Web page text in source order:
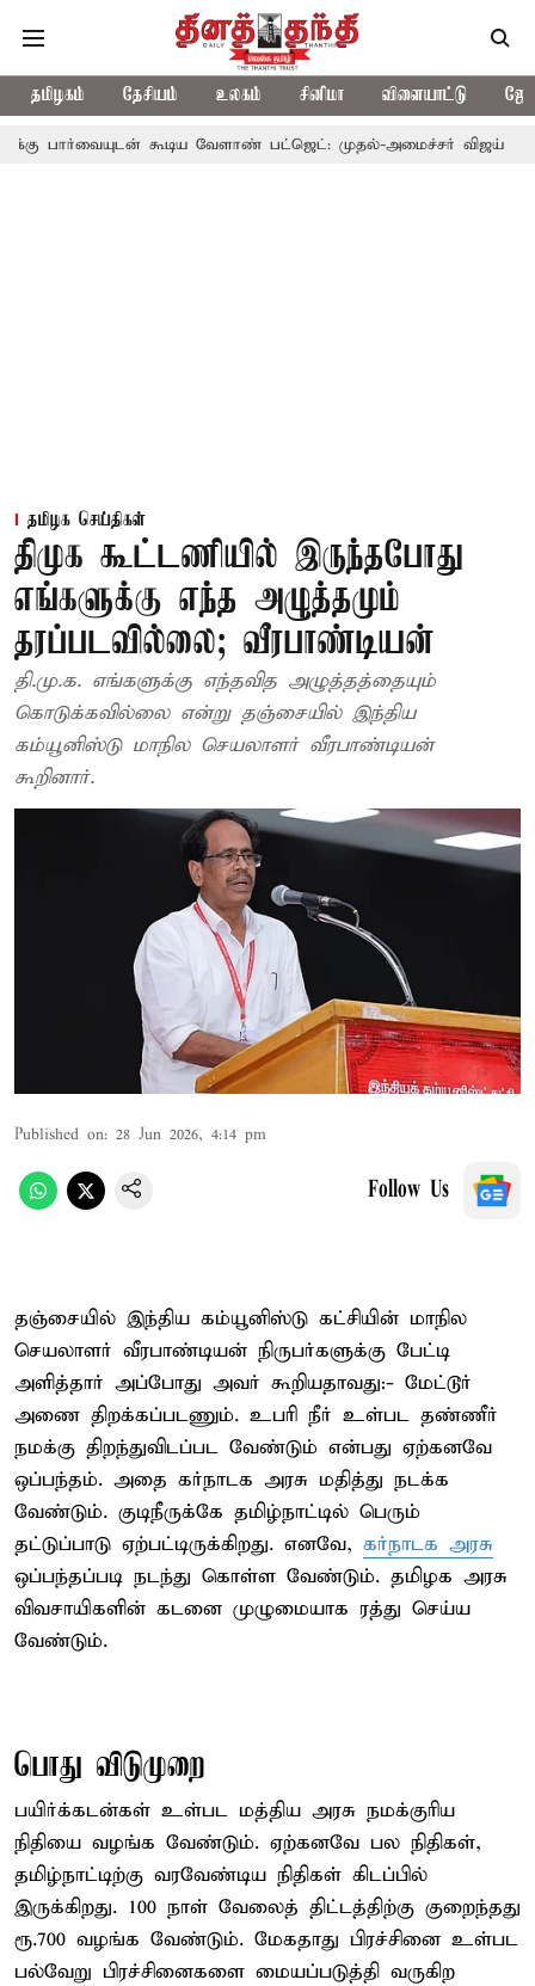
தமிழகம் தேசியம் உலகம் சினிமா விளையாட்டு
கூடிய வேளாண் பட்ஜெட்: முதல்-அமைச்சர் விஜய் தமிழக
தமிழக செய்திகள்
திமுக கூட்டணியில் இருந்தபோது
எங்களுக்கு எந்த அழுத்தமும்
தரப்படவில்லை; வீரபாண்டியன்
தி.மு.க. எங்களுக்கு எந்தவித அழுத்தத்தையும்
கொடுக்கவில்லை என்று தஞ்சையில் இந்திய
கம்யூனிஸ்டு மாநில செயலாளர் வீரபாண்டியன்
கூறினார்.
Published on: 28 Jun 2026, 4:14 pm
Follow Us
தஞ்சையில் இந்திய கம்யூனிஸ்டு கட்சியின் மாநில
செயலாளர் வீரபாண்டியன் நிருபர்களுக்கு பேட்டி
அளித்தார் அப்போது அவர் கூறியதாவது:- ​மேட்டூர்
அணை திறக்கப்படணும். உபரி நீர் உள்பட தண்ணீர்
நமக்கு திறந்துவிடப்பட வேண்டும் என்பது ஏற்கனவே
ஒப்பந்தம். அதை கர்நாடக அரசு மதித்து நடக்க
வேண்டும். குடிநீருக்கே தமிழ்நாட்டில் பெரும்
தட்டுப்பாடு ஏற்பட்டிருக்கிறது. ​எனவே, கர்நாடக அரசு
ஒப்பந்தப்படி நடந்து கொள்ள வேண்டும். ​தமிழக அரசு
விவசாயிகளின் கடனை முழுமையாக ரத்து செய்ய
வேண்டும்.
பொது விடுமுறை
பயிர்க்கடன்கள் உள்பட மத்திய அரசு நமக்குரிய
நிதியை வழங்க வேண்டும். ஏற்கனவே பல நிதிகள்,
தமிழ்நாட்டிற்கு வரவேண்டிய நிதிகள் கிடப்பில்
இருக்கிறது. ​100 நாள் வேலைத் திட்டத்திற்கு ​குறைந்தது
ரூ.700 வழங்க வேண்டும். மேகதாது பிரச்சினை உள்பட
பல்வேறு பிரச்சினைகளை மையப்படுத்தி வருகிற